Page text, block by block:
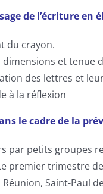
de l’écriture en
du crayon.
dimensions et tenue
des lettres et
à la réflexion
le cadre de la
par petits groupes
premier trimestre
Saint-Paul